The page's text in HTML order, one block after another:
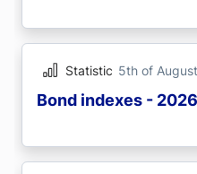
Statistic 5th of
Bond indexes -